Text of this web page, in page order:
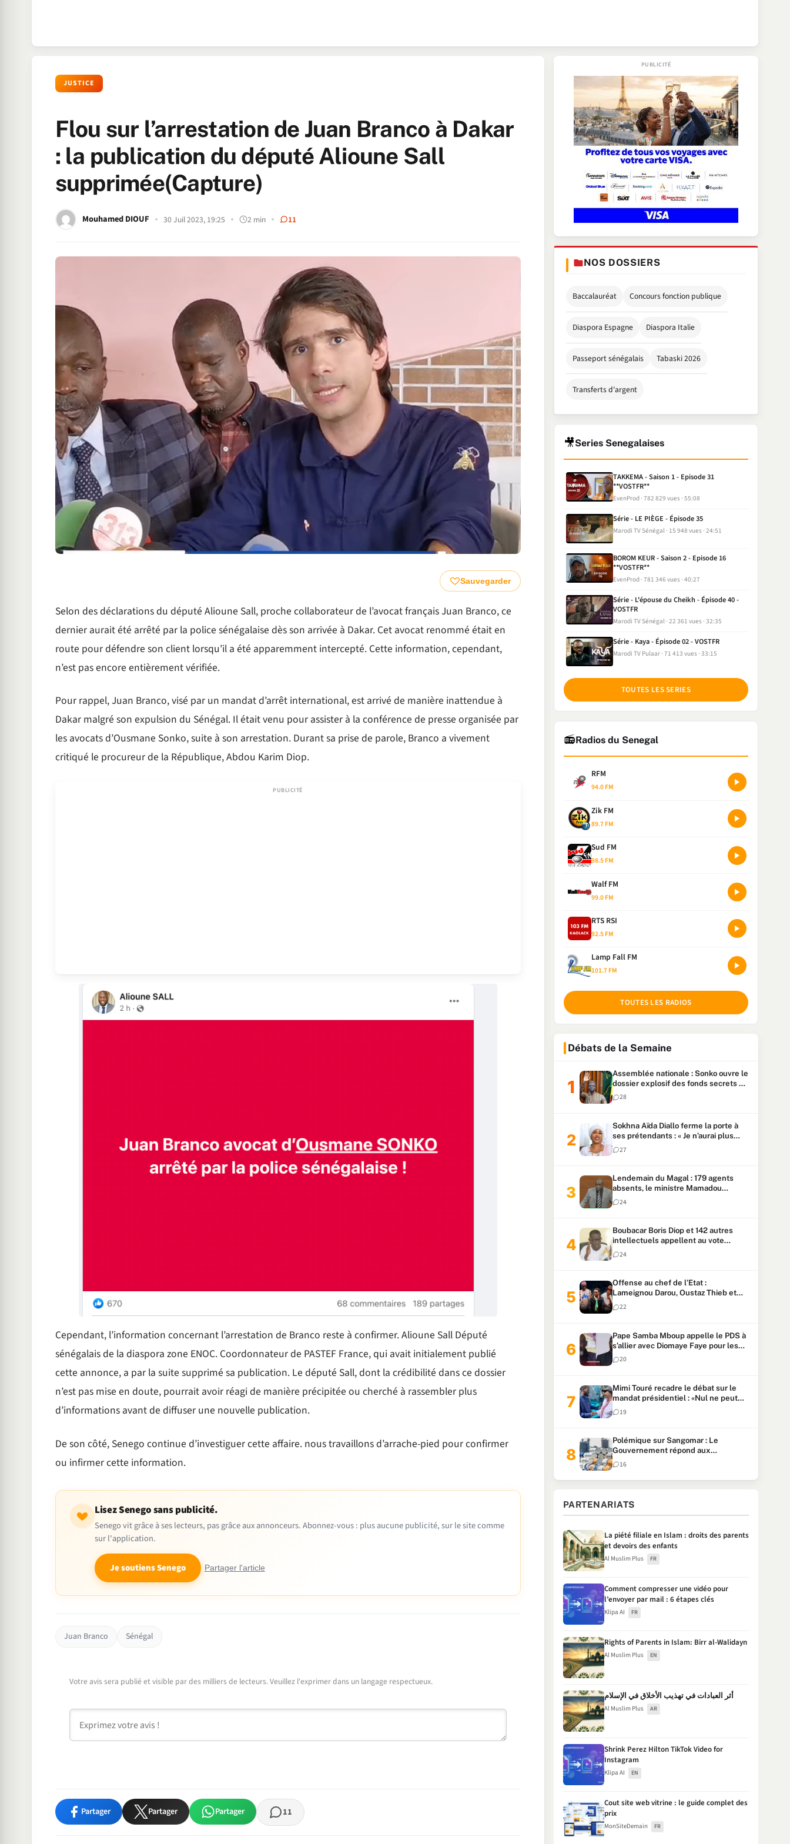
JUSTICE
Flou sur l’arrestation de Juan Branco à Dakar
: la publication du député Alioune Sall
supprimée(Capture)
Mouhamed DIOUF 30 Juil 2023, 19:25 2 min 11
Sauvegarder
Selon des déclarations du député Alioune Sall, proche collaborateur de l’avocat français Juan Branco, ce
dernier aurait été arrêté par la police sénégalaise dès son arrivée à Dakar. Cet avocat renommé était en
route pour défendre son client lorsqu’il a été apparemment intercepté. Cette information, cependant,
n’est pas encore entièrement vérifiée.
Pour rappel, Juan Branco, visé par un mandat d’arrêt international, est arrivé de manière inattendue à
Dakar malgré son expulsion du Sénégal. Il était venu pour assister à la conférence de presse organisée par
les avocats d’Ousmane Sonko, suite à son arrestation. Durant sa prise de parole, Branco a vivement
critiqué le procureur de la République, Abdou Karim Diop.
Cependant, l’information concernant l’arrestation de Branco reste à confirmer. Alioune Sall Député
sénégalais de la diaspora zone ENOC. Coordonnateur de PASTEF France, qui avait initialement publié
cette annonce, a par la suite supprimé sa publication. Le député Sall, dont la crédibilité dans ce dossier
n’est pas mise en doute, pourrait avoir réagi de manière précipitée ou cherché à rassembler plus
d’informations avant de diffuser une nouvelle publication.
De son côté, Senego continue d’investiguer cette affaire. nous travaillons d’arrache-pied pour confirmer
ou infirmer cette information.
Lisez Senego sans publicité.
Senego vit grâce à ses lecteurs, pas grâce aux annonceurs. Abonnez-vous : plus aucune publicité, sur le site comme
sur l'application.
Je soutiens Senego Partager l'article
Juan Branco Sénégal
Votre avis sera publié et visible par des milliers de lecteurs. Veuillez l'exprimer dans un langage respectueux.
Partager Partager Partager 11
NOS DOSSIERS
Baccalauréat Concours fonction publique
Diaspora Espagne Diaspora Italie
Passeport sénégalais Tabaski 2026
Transferts d'argent
🎥Series Senegalaises
TAKKEMA - Saison 1 - Episode 31
**VOSTFR**
EvenProd 782 829 vues 55:08
Série - LE PIÈGE - Épisode 35
Marodi TV Sénégal 15 948 vues 24:51
BOROM KEUR - Saison 2 - Episode 16
**VOSTFR**
EvenProd 781 346 vues 40:27
Série - L'épouse du Cheikh - Épisode 40 -
VOSTFR
Marodi TV Sénégal 22 361 vues 32:35
Série - Kaya - Épisode 02 - VOSTFR
Marodi TV Pulaar 71 413 vues 33:15
TOUTES LES SERIES
📻Radios du Senegal
RFM
94.0 FM
Zik FM
89.7 FM
Sud FM
98.5 FM
Walf FM
99.0 FM
RTS RSI
92.5 FM
Lamp Fall FM
101.7 FM
TOUTES LES RADIOS
Débats de la Semaine
Assemblée nationale : Sonko ouvre le
dossier explosif des fonds secrets et
du patrimoine présidentiel
28
Sokhna Aïda Diallo ferme la porte à
ses prétendants : « Je n’aurai plus
jamais un autre mari »
27
Lendemain du Magal : 179 agents
absents, le ministre Mamadou
Lamine Dianté exige des explications
24
Boubacar Boris Diop et 142 autres
intellectuels appellent au vote
urgent de la révision
constitutionnelle
24
Offense au chef de l’Etat :
Lameignou Darou, Oustaz Thieb et
Ndiaye Touba lourdement
condamnés
22
Pape Samba Mboup appelle le PDS à
s’allier avec Diomaye Faye pour les
locales et tacle Sonko
20
Mimi Touré recadre le débat sur le
mandat présidentiel : «Nul ne peut
faire plus de deux mandats
consécutifs de 5 ans»
19
Polémique sur Sangomar : Le
Gouvernement répond aux
accusations et clarifie le partage des
milliards
16
PARTENARIATS
La piété filiale en Islam : droits des parents
et devoirs des enfants
Al Muslim Plus FR
Comment compresser une vidéo pour
l’envoyer par mail : 6 étapes clés
Klipa AI FR
Rights of Parents in Islam: Birr al-Walidayn
Al Muslim Plus EN
أثر العبادات في تهذيب الأخلاق في الإسلام
Al Muslim Plus AR
Shrink Perez Hilton TikTok Video for
Instagram
Klipa AI EN
Cout site web vitrine : le guide complet des
prix
MonSiteDemain FR